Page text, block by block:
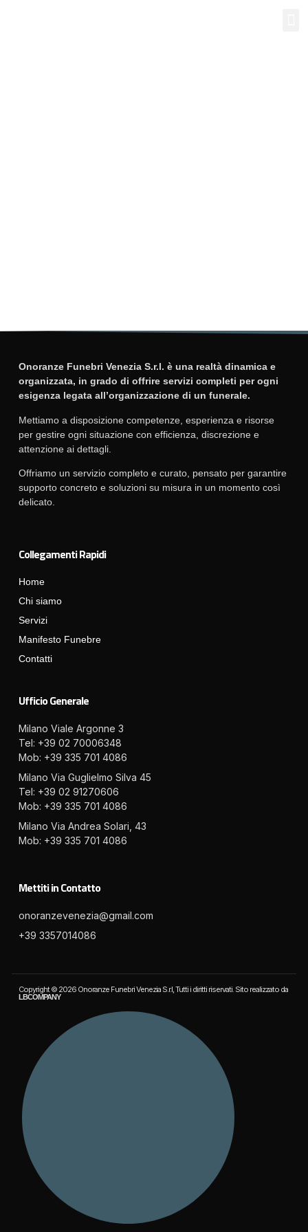
Onoranze Funebri Venezia S.r.l. è una realtà dinamica e
organizzata, in grado di offrire servizi completi per ogni
esigenza legata all’organizzazione di un funerale.
Mettiamo a disposizione competenze, esperienza e risorse
per gestire ogni situazione con efficienza, discrezione e
attenzione ai dettagli.
Offriamo un servizio completo e curato, pensato per garantire
supporto concreto e soluzioni su misura in un momento così
delicato.
Collegamenti Rapidi
Home
Chi siamo
Servizi
Manifesto Funebre
Contatti
Ufficio Generale
Milano Viale Argonne 3
Tel: +39 02 70006348
Mob: +39 335 701 4086
Milano Via Guglielmo Silva 45
Tel: +39 02 91270606
Mob: +39 335 701 4086
Milano Via Andrea Solari, 43
Mob: +39 335 701 4086
Mettiti in Contatto
onoranzevenezia@gmail.com
+39 3357014086
Copyright © 2026 Onoranze Funebri Venezia S.r.l, Tutti i diritti riservati. Sito realizzato da
LBCOMPANY